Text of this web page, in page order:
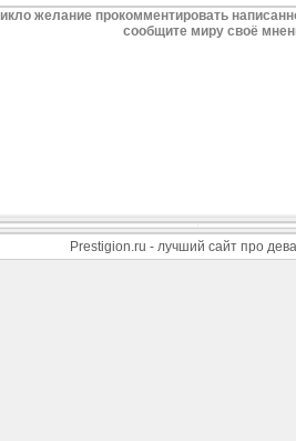
желание прокомментировать
сообщите миру своё
Prestigion.ru - лучший сайт про